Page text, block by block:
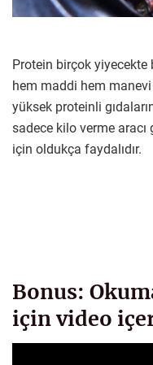
Protein birçok yiyecekte
hem maddi hem
yüksek proteinli
sadece kilo verme
için oldukça faydalıdır.
Bonus:
için video